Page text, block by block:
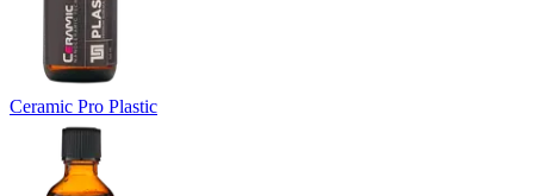
Ceramic Pro Plastic